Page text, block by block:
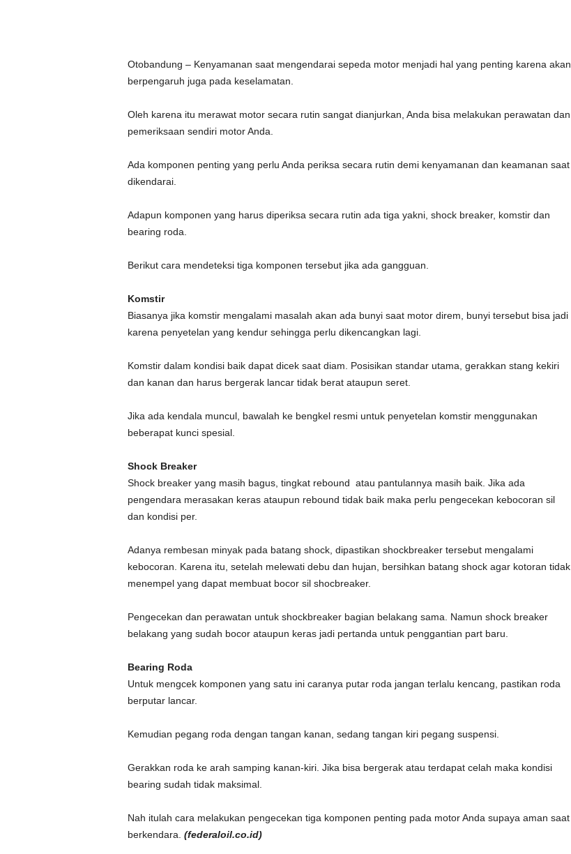
Otobandung – Kenyamanan saat mengendarai sepeda motor menjadi hal yang penting karena akan
berpengaruh juga pada keselamatan.
Oleh karena itu merawat motor secara rutin sangat dianjurkan, Anda bisa melakukan perawatan dan
pemeriksaan sendiri motor Anda.
Ada komponen penting yang perlu Anda periksa secara rutin demi kenyamanan dan keamanan saat
dikendarai.
Adapun komponen yang harus diperiksa secara rutin ada tiga yakni, shock breaker, komstir dan
bearing roda.
Berikut cara mendeteksi tiga komponen tersebut jika ada gangguan.
Komstir
Biasanya jika komstir mengalami masalah akan ada bunyi saat motor direm, bunyi tersebut bisa jadi
karena penyetelan yang kendur sehingga perlu dikencangkan lagi.
Komstir dalam kondisi baik dapat dicek saat diam. Posisikan standar utama, gerakkan stang kekiri
dan kanan dan harus bergerak lancar tidak berat ataupun seret.
Jika ada kendala muncul, bawalah ke bengkel resmi untuk penyetelan komstir menggunakan
beberapat kunci spesial.
Shock Breaker
Shock breaker yang masih bagus, tingkat rebound atau pantulannya masih baik. Jika ada
pengendara merasakan keras ataupun rebound tidak baik maka perlu pengecekan kebocoran sil
dan kondisi per.
Adanya rembesan minyak pada batang shock, dipastikan shockbreaker tersebut mengalami
kebocoran. Karena itu, setelah melewati debu dan hujan, bersihkan batang shock agar kotoran tidak
menempel yang dapat membuat bocor sil shocbreaker.
Pengecekan dan perawatan untuk shockbreaker bagian belakang sama. Namun shock breaker
belakang yang sudah bocor ataupun keras jadi pertanda untuk penggantian part baru.
Bearing Roda
Untuk mengcek komponen yang satu ini caranya putar roda jangan terlalu kencang, pastikan roda
berputar lancar.
Kemudian pegang roda dengan tangan kanan, sedang tangan kiri pegang suspensi.
Gerakkan roda ke arah samping kanan-kiri. Jika bisa bergerak atau terdapat celah maka kondisi
bearing sudah tidak maksimal.
Nah itulah cara melakukan pengecekan tiga komponen penting pada motor Anda supaya aman saat
berkendara. (federaloil.co.id)